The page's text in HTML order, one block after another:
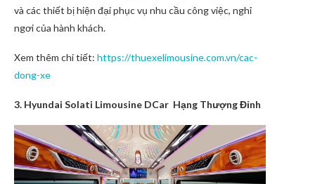
và các thiết bị hiện đại phục vụ nhu cầu công việc, nghỉ
ngơi của hành khách.
Xem thêm chi tiết: https://thuexelimousine.com.vn/cac-
dong-xe
3. Hyundai Solati Limousine DCar Hạng Thượng Đỉnh